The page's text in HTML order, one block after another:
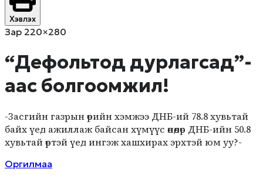
Хэвлэх
Зар 220×280
“Дефольтод дурлагсад”-
аас болгоомжил!
-Засгийн газрын өрийн хэмжээ ДНБ-ий 78.8 хувьтай
байх үед ажиллаж байсан хүмүүс өнөөдөр ДНБ-ийн 50.8
хувьтай өртэй үед ингэж хашхирах эрхтэй юм уу?-
Оргилмаа